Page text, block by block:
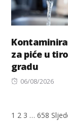
za piće u
gradu
Posted
06/08/2026
1 2 3 … 658